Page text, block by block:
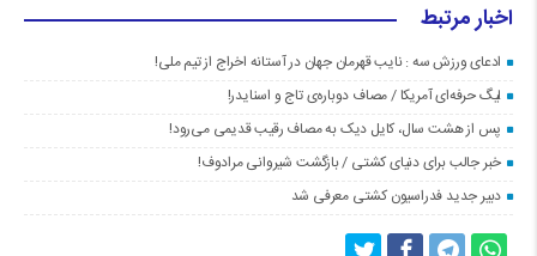
اخبار مرتبط
ادعای ورزش سه : نایب قهرمان جهان در آستانه اخراج از تیم ملی!
لیگ حرفه‌ای آمریکا / مصاف دوباره‌ی تاج و اسنایدر!
پس از هشت سال، کایل دیک به مصاف رقیب قدیمی می‌رود!
خبر جالب برای دنیای کشتی / بازگشت شیروانی مرادوف!
دبیر جدید فدراسیون کشتی معرفی شد